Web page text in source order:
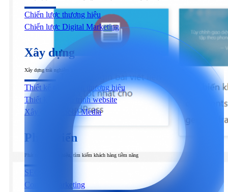
Chiến lược thương hiệu
Chiến lược Digital Marketing
Xây dựng
Xây dựng trải nghiệm người dùng đầu cuối tương tác với sản phẩm & dịch vụ
Thiết kế nhận diện thương hiệu
Thiết kế & Lập trình website
Xây dựng Social Media
Phát triển
Phát triển thương hiệu, tìm kiếm khách hàng tiềm năng
SEO
Content Marketing